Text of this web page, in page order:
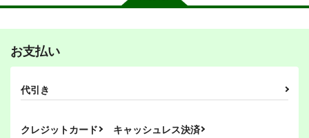
お支払い
代引き
クレジットカード キャッシュレス決済